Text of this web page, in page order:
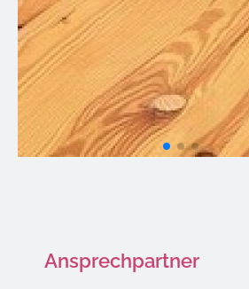
Ansprechpartner